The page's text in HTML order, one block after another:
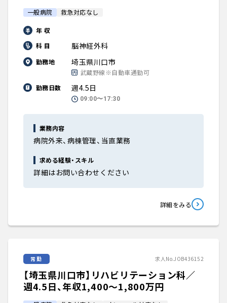
一般病院 救急対応なし
年 収
科 目
脳神経外科
勤務地 埼玉県川口市
武蔵野線※自動車通勤可
勤務日数
週4.5日
09:00〜17:30
業務内容
病院外来、病棟管理、当直業務
求める経験・スキル
詳細はお問い合わせください
詳細をみる
常勤 求人No.JOB436152
【埼玉県川口市】リハビリテーション科／
週4.5日、年収1,400〜1,800万円